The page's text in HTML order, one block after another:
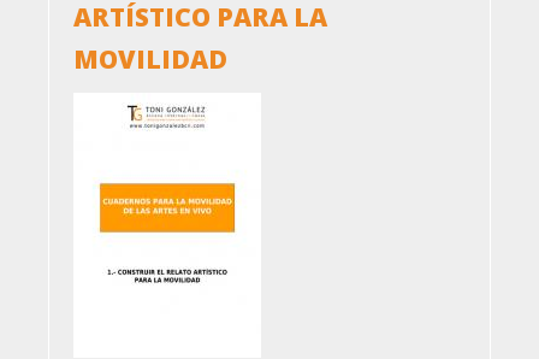
ARTÍSTICO PARA LA
MOVILIDAD